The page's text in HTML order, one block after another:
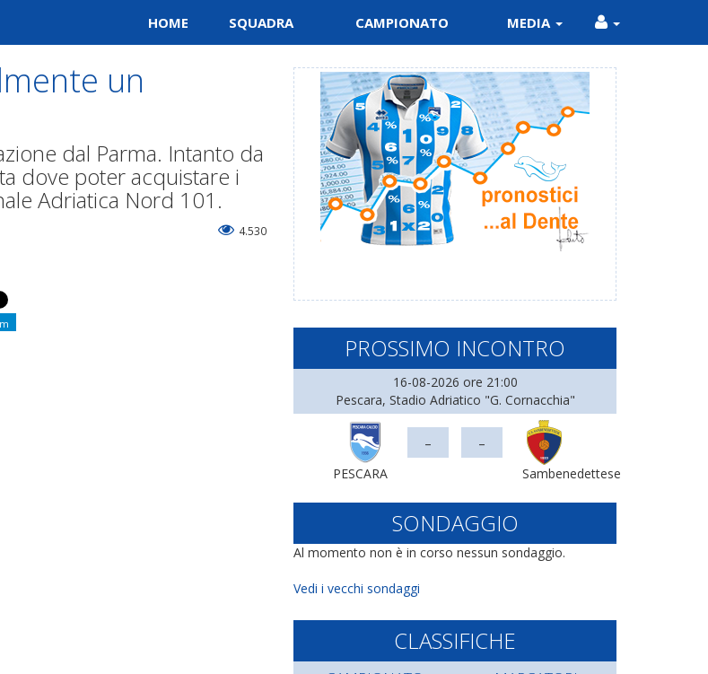
HOME SQUADRA CAMPIONATO MEDIA
un
dal Parma. Intanto da
dove poter acquistare i
Adriatica Nord 101.
4.530
PROSSIMO INCONTRO
16-08-2026 ore 21:00
Pescara, Stadio Adriatico "G. Cornacchia"
PESCARA
- -
Sambenedettese
SONDAGGIO
Al momento non è in corso nessun sondaggio.
Vedi i vecchi sondaggi
CLASSIFICHE